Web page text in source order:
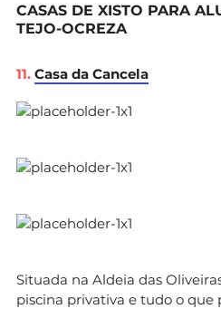
CASAS DE XISTO PARA
TEJO-OCREZA
11. Casa da Cancela
Situada na Aldeia das
piscina privativa e tudo o que